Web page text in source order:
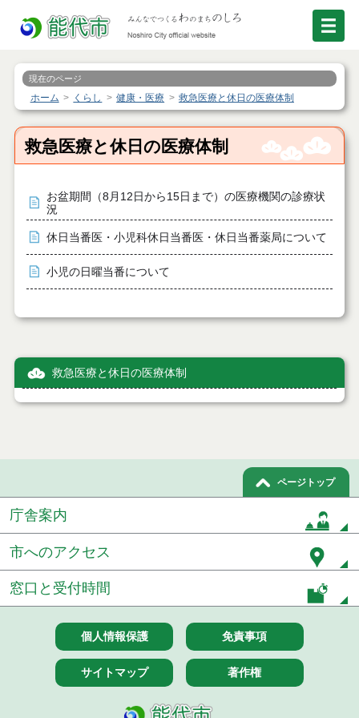
現在のページ
ホーム くらし 健康・医療 救急医療と休日の医療体制
救急医療と休日の医療体制
お盆期間（8月12日から15日まで）の医療機関の診療状
況
休日当番医・小児科休日当番医・休日当番薬局について
小児の日曜当番について
救急医療と休日の医療体制
ページトップ
庁舎案内
市へのアクセス
窓口と受付時間
個人情報保護 免責事項
サイトマップ 著作権